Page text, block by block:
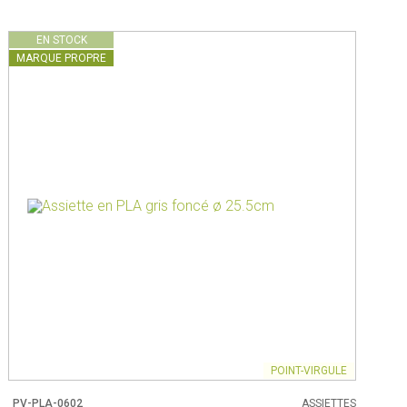
EN STOCK
MARQUE PROPRE
POINT-VIRGULE
PV-PLA-0602 ASSIETTES